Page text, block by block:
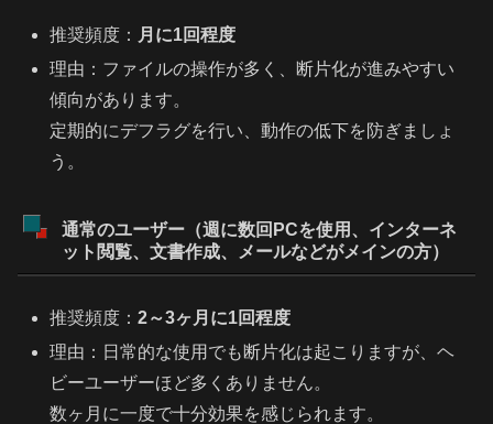
推奨頻度： 月に1回程度
理由：ファイルの操作が多く、断片化が進みやすい
傾向があります。
定期的にデフラグを行い、動作の低下を防ぎましょ
う。
通常のユーザー（週に数回PCを使用、インターネ
ット閲覧、文書作成、メールなどがメインの方）
推奨頻度：2～3ヶ月に1回程度
理由：日常的な使用でも断片化は起こりますが、ヘ
ビーユーザーほど多くありません。
数ヶ月に一度で十分効果を感じられます。